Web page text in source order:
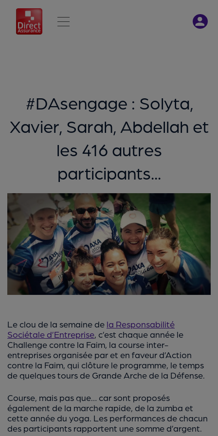
#DAsengage : Solyta,
Xavier, Sarah, Abdellah et
les 416 autres
participants...
Le clou de la semaine de la Responsabilité
Sociétale d’Entreprise , c’est chaque année le
Challenge contre la Faim, la course inter-
entreprises organisée par et en faveur d’Action
contre la Faim, qui clôture le programme, le temps
de quelques tours de Grande Arche de la Défense.
Course, mais pas que… car sont proposés
également de la marche rapide, de la zumba et
cette année du yoga. Les performances de chacun
des participants rapportent une somme d’argent.